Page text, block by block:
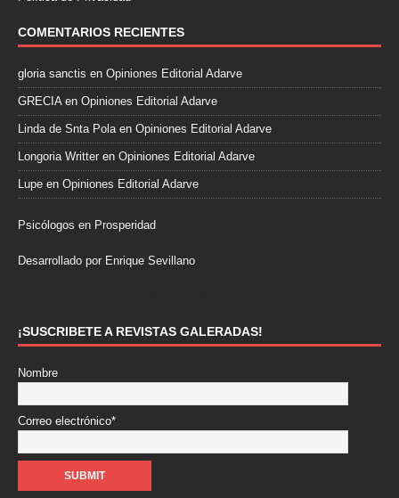
COMENTARIOS RECIENTES
gloria sanctis en Opiniones Editorial Adarve
GRECIAen Opiniones Editorial Adarve
Linda de Snta Polaen Opiniones Editorial Adarve
Longoria Writter en Opiniones Editorial Adarve
Lupe en Opiniones Editorial Adarve
Psicólogos en Prosperidad
Desarrollado por Enrique Sevillano
¡SUSCRIBETE A REVISTAS GALERADAS!
Nombre
Correo electrónico*